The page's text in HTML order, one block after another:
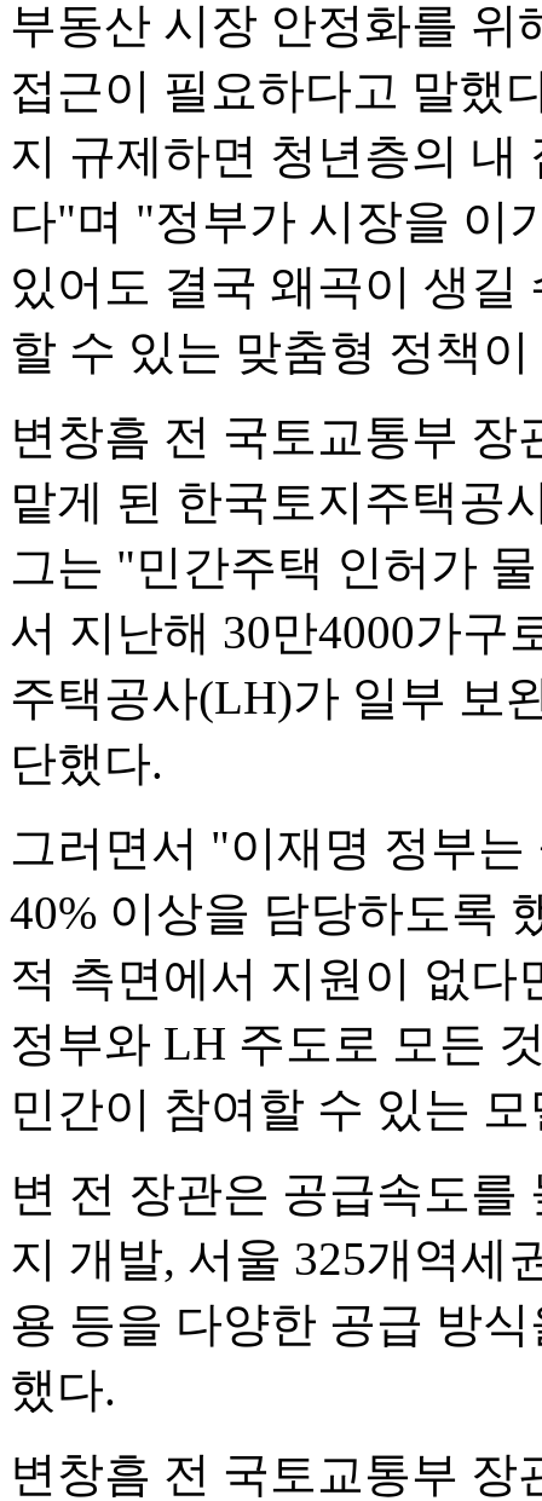
부동산 시장 안정화를 위
접근이 필요하다고 말했
지 규제하면 청년층의 내
다"며 "정부가 시장을 이
있어도 결국 왜곡이 생길
할 수 있는 맞춤형 정책
변창흠 전 국토교통부
맡게 된 한국토지주택공
그는 "민간주택 인허가
서 지난해 30만4000가구
주택공사(LH)가 일부 보
단했다.
그러면서 "이재명 정부
40% 이상을 담당하도록
적 측면에서 지원이 없
정부와 LH 주도로 모든
민간이 참여할 수 있는
변 전 장관은 공급속도를
지 개발, 서울 325개역세
용 등을 다양한 공급 방
했다.
변창흠 전 국토교통부